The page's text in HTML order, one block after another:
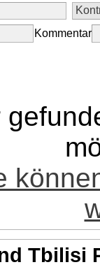
Kommentar
Tbilisi